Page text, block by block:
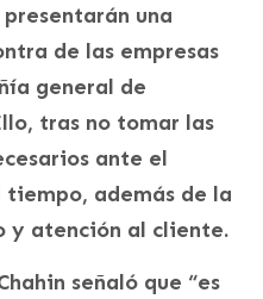
presentarán una
de las empresas
general de
tras no tomar las
ante el
además de la
y atención al cliente.
señaló que “es